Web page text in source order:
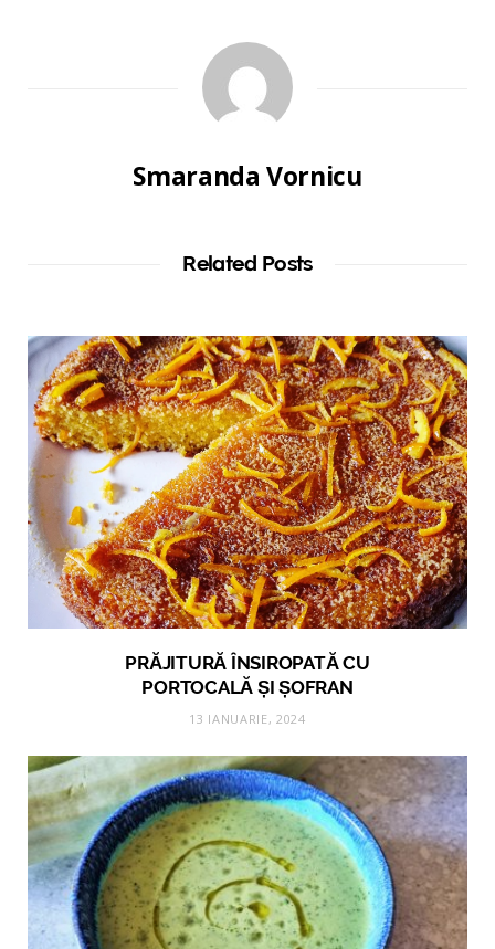
Smaranda Vornicu
Related Posts
PRĂJITURĂ ÎNSIROPATĂ CU
PORTOCALĂ ȘI ȘOFRAN
13 IANUARIE, 2024